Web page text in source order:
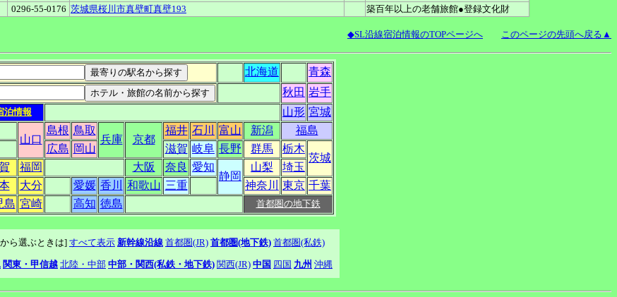
0296-55-0176 茨城県桜川市真壁町真壁193 築百年以上の老舗旅館●登録文化財
◆SL沿線宿泊情報のTOPページへ このページの先頭へ戻る▲
北海道
青森
秋田 岩手
泊情報 山形 宮城
山口
島根 鳥取
兵庫 京都
福井 石川 富山 新潟
福島
広島 岡山 滋賀 岐阜 長野 群馬 栃木
茨城
福岡 大阪 奈良 愛知
静岡
山梨
埼玉
大分 愛媛 香川 和歌山 三重 神奈川 東京 千葉
島 宮崎 高知 徳島 首都圏の地下鉄
ら選ぶときは]すべて表示 新幹線沿線 首都圏(JR) 首都圏(地下鉄) 首都圏(私鉄)
関東・甲信越 北陸・中部 中部・関西(私鉄・地下鉄) 関西(JR) 中国 四国 九州 沖縄